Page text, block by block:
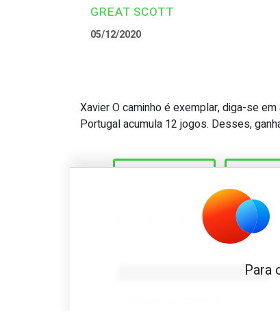
GREAT SCOTT
05/12/2020
Great Scott #26:
Xavier O caminho é exemplar, diga-se
Portugal acumula 12 jogos. Desses,
GREAT SCOTT
Para